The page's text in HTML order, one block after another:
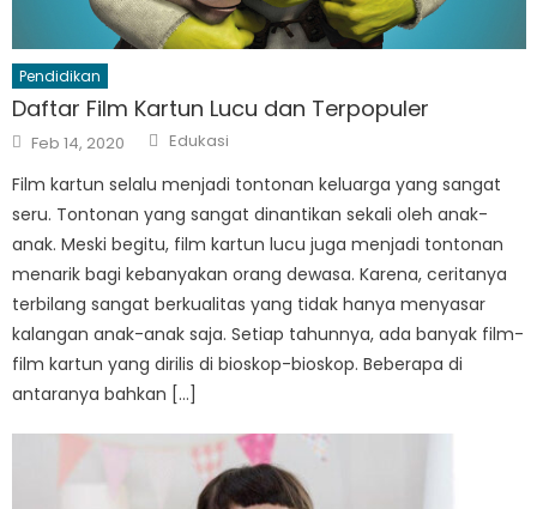
Pendidikan
Daftar Film Kartun Lucu dan Terpopuler
Posted
on
Feb 14, 2020 Author
Edukasi
Film kartun selalu menjadi tontonan keluarga yang sangat
seru. Tontonan yang sangat dinantikan sekali oleh anak-
anak. Meski begitu, film kartun lucu juga menjadi tontonan
menarik bagi kebanyakan orang dewasa. Karena, ceritanya
terbilang sangat berkualitas yang tidak hanya menyasar
kalangan anak-anak saja. Setiap tahunnya, ada banyak film-
film kartun yang dirilis di bioskop-bioskop. Beberapa di
antaranya bahkan […]